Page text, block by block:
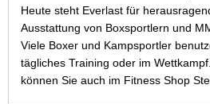
Heute steht Everlast für
Ausstattung von Boxsportlern und
Viele Boxer und Kampsportler
tägliches Training oder im
können Sie auch im Fitness Shop